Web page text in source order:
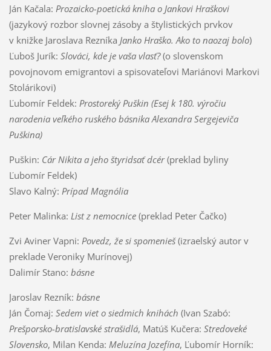
Ján Kačala: Prozaicko-poetická kniha o Jankovi Hraškovi
(jazykový rozbor slovnej zásoby a štylistických prvkov
v knižke Jaroslava Rezníka Janko Hraško. Ako to naozaj bolo)
Ľuboš Jurík: Slováci, kde je vaša vlasť?(o slovenskom
povojnovom emigrantovi a spisovateľovi Mariánovi Markovi
Stolárikovi)
Ľubomír Feldek: Prostoreký Puškin (Esej k 180. výročiu
narodenia veľkého ruského básnika Alexandra Sergejeviča
Puškina)
Puškin: Cár Nikita a jeho štyridsať dcér(preklad byliny
Ľubomír Feldek)
Slavo Kalný: Prípad Magnólia
Peter Malinka: List z nemocnice(preklad Peter Čačko)
Zvi Aviner Vapni: Povedz, že si spomenieš(izraelský autor v
preklade Veroniky Murínovej)
Dalimír Stano: básne
Jaroslav Rezník: básne
Ján Čomaj: Sedem viet o siedmich knihách (Ivan Szabó:
Prešporsko-bratislavské strašidlá, Matúš Kučera: Stredoveké
Slovensko, Milan Kenda: Meluzína Jozefína, Ľubomír Horník: